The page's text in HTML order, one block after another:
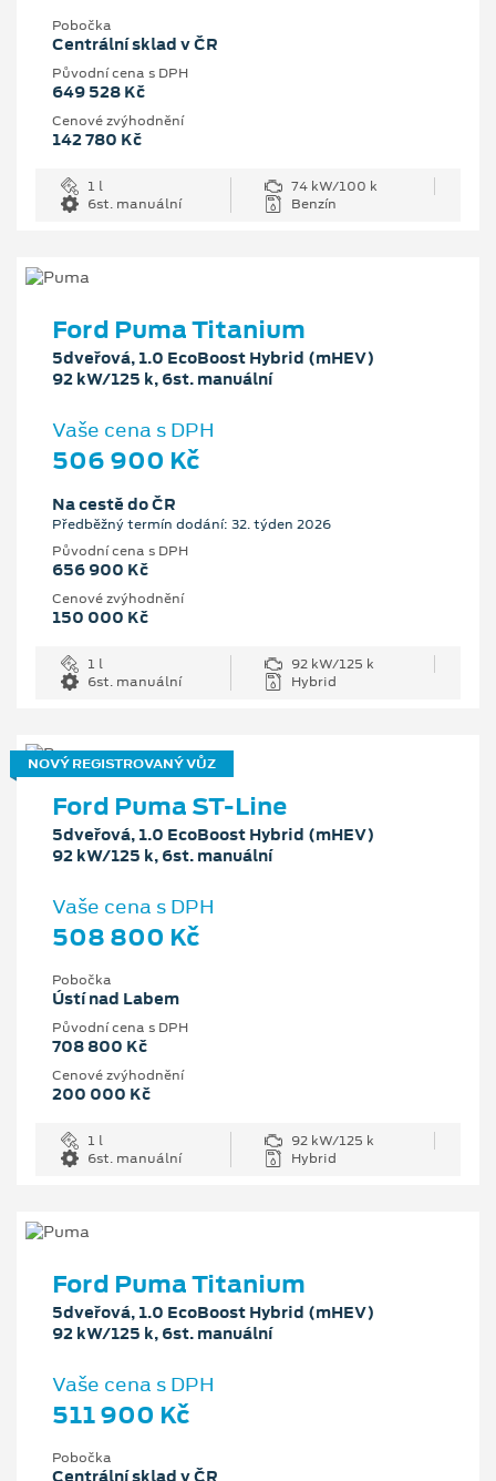
Pobočka
Centrální sklad v ČR
Původní cena s DPH
649 528 Kč
Cenové zvýhodnění
142 780 Kč
1 l
74 kW/100 k
6st. manuální
Benzín
Ford Puma Titanium
5dveřová, 1.0 EcoBoost Hybrid (mHEV)
92 kW/125 k, 6st. manuální
Vaše cena s DPH
506 900 Kč
Na cestě do ČR
Předběžný termín dodání: 32. týden 2026
Původní cena s DPH
656 900 Kč
Cenové zvýhodnění
150 000 Kč
1 l
92 kW/125 k
6st. manuální
Hybrid
NOVÝ REGISTROVANÝ VŮZ
Ford Puma ST-Line
5dveřová, 1.0 EcoBoost Hybrid (mHEV)
92 kW/125 k, 6st. manuální
Vaše cena s DPH
508 800 Kč
Pobočka
Ústí nad Labem
Původní cena s DPH
708 800 Kč
Cenové zvýhodnění
200 000 Kč
1 l
92 kW/125 k
6st. manuální
Hybrid
Ford Puma Titanium
5dveřová, 1.0 EcoBoost Hybrid (mHEV)
92 kW/125 k, 6st. manuální
Vaše cena s DPH
511 900 Kč
Pobočka